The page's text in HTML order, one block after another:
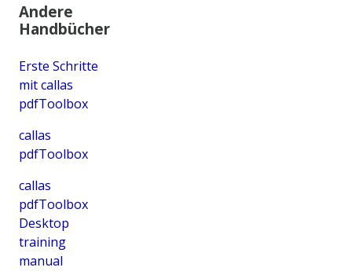
Andere
Handbücher
Erste Schritte
mit callas
pdfToolbox
callas
pdfToolbox
callas
pdfToolbox
Desktop
training
manual